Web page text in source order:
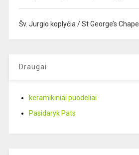
Šv. Jurgio koplyčia / St George’s Chapel
Draugai
keramikiniai puodeliai
Pasidaryk Pats